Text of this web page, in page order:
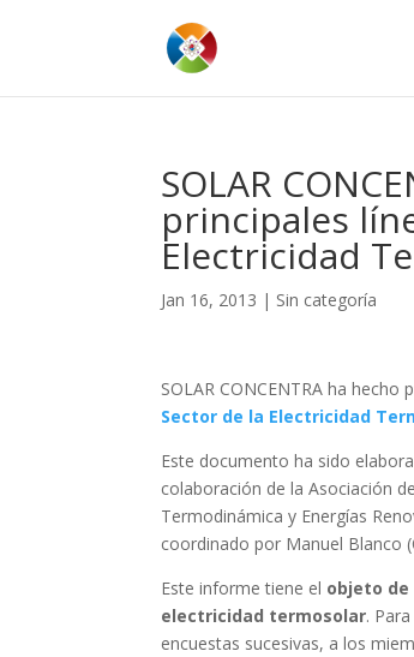
SOLAR
principales
Electricidad
Jan 16, 2013 | Sin categoría
SOLAR CONCENTRA ha hecho
Sector de la Electricidad
Este documento ha sido
colaboración de la Asociación
Termodinámica y Energías
coordinado por Manuel Blanco
Este informe tiene el objeto de
electricidad termosolar.
encuestas sucesivas, a los